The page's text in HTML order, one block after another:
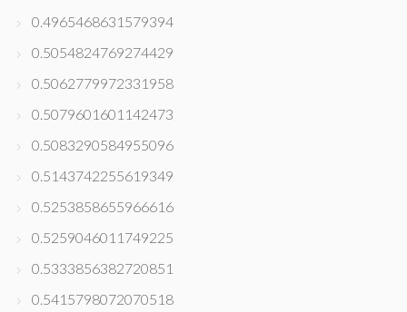
0.4965468631579394
0.5054824769274429
0.5062779972331958
0.5079601601142473
0.5083290584955096
0.5143742255619349
0.5253858655966616
0.5259046011749225
0.5333856382720851
0.5415798072070518